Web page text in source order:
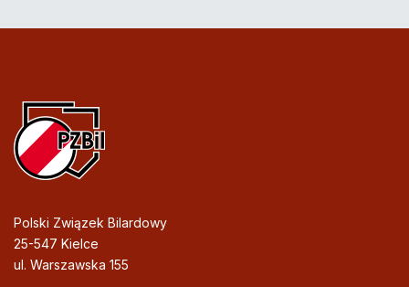
Polski Związek Bilardowy
25-547 Kielce
ul. Warszawska 155